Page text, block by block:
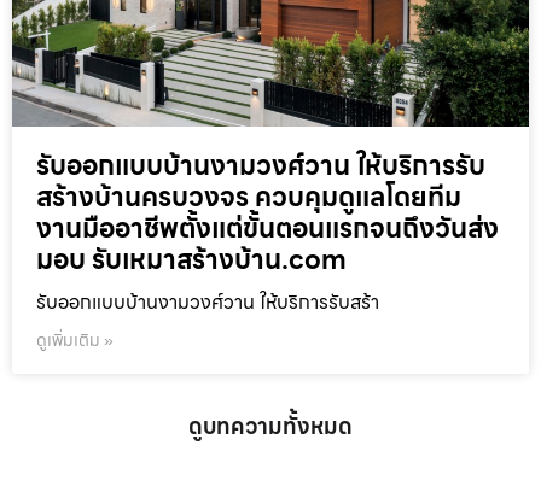
รับออกแบบบ้านงามวงศ์วาน ให้บริการรับ
สร้างบ้านครบวงจร ควบคุมดูแลโดยทีม
งานมืออาชีพตั้งแต่ขั้นตอนแรกจนถึงวันส่ง
มอบ รับเหมาสร้างบ้าน.com
รับออกแบบบ้านงามวงศ์วาน ให้บริการรับสร้า
ดูเพิ่มเติม »
ดูบทความทั้งหมด